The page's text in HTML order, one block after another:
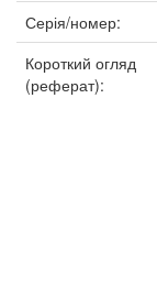
Серія/номер:
Короткий огляд
(реферат):